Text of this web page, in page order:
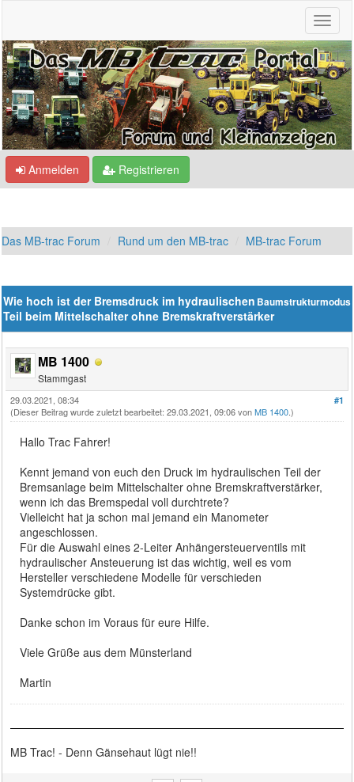
Anmelden Registrieren
Das MB-trac Forum Rund um den MB-trac MB-trac Forum
Baumstrukturmodus
Wie hoch ist der Bremsdruck im hydraulischen
Teil beim Mittelschalter ohne Bremskraftverstärker
MB 1400
Stammgast
#1
29.03.2021, 08:34
(Dieser Beitrag wurde zuletzt bearbeitet: 29.03.2021, 09:06 vonMB 1400.)
Hallo Trac Fahrer!
Kennt jemand von euch den Druck im hydraulischen Teil der
Bremsanlage beim Mittelschalter ohne Bremskraftverstärker,
wenn ich das Bremspedal voll durchtrete?
Vielleicht hat ja schon mal jemand ein Manometer
angeschlossen.
Für die Auswahl eines 2-Leiter Anhängersteuerventils mit
hydraulischer Ansteuerung ist das wichtig, weil es vom
Hersteller verschiedene Modelle für verschieden
Systemdrücke gibt.
Danke schon im Voraus für eure Hilfe.
Viele Grüße aus dem Münsterland
Martin
MB Trac! - Denn Gänsehaut lügt nie!!